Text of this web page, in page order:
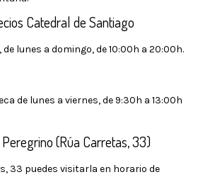
Catedral de Santiago
lunes a domingo, de 10:00h a 20:00h.
de lunes a viernes, de 9:30h a 13:00h
(Rúa Carretas, 33)
33 puedes visitarla en horario de